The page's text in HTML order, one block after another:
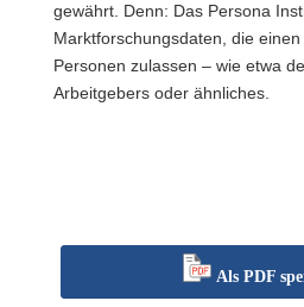
gewährt. Denn: Das Persona
Marktforschungsdaten, die
Personen zulassen – wie etwa
Arbeitgebers oder ähnliches.
Als PDF